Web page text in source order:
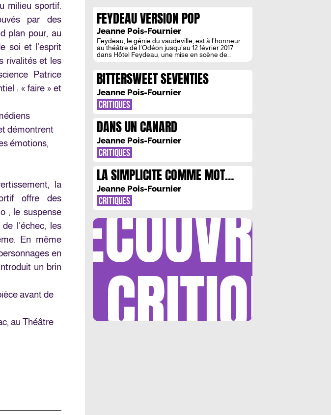
milieu sportif.
par des
plan pour, au
soi et l’esprit
rivalités et les
Patrice
: « faire » et
démontrent
émotions,
la
offre des
; le suspense
l’échec, les
En même
en
un brin
avant de
au Théâtre
FEYDEAU VERSION POP
Jeanne Pois-Fournier
Feydeau, le génie du vaudeville, est à l’honneur
au théâtre de l’Odéon jusqu’au 12 février 2017
dans Hôtel Feydeau, une mise en scène de
pop. Georges Lavaudant, acteur et metteur en
scène, ex-directeur de l’Odéon, est un
connaisseur du vaudeville. En 1993, […]
BITTERSWEET SEVENTIES
Jeanne Pois-Fournier
CRITIQUES
DANS UN CANARD
Jeanne Pois-Fournier
CRITIQUES
LA SIMPLICITE COMME MOT
D’ORDRE
Jeanne Pois-Fournier
CRITIQUES
DÉCOUVRIR
LES